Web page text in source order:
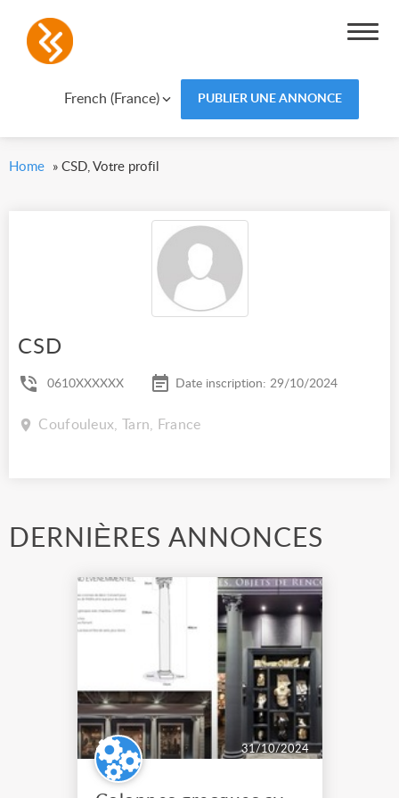
French (France) PUBLIER UNE ANNONCE
Home » CSD, Votre profil
CSD
0610XXXXXX Date inscription: 29/10/2024
Coufouleux, Tarn, France
DERNIÈRES ANNONCES
31/10/2024